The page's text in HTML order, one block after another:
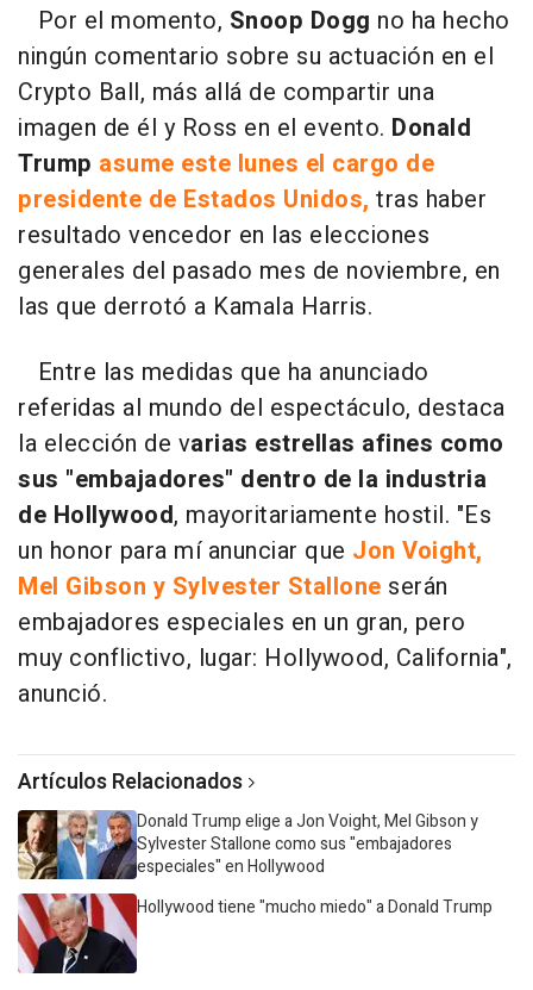
Por el momento, Snoop Dogg no ha hecho
ningún comentario sobre su actuación en el
Crypto Ball, más allá de compartir una
imagen de él y Ross en el evento. Donald
Trump asume este lunes el cargo de
presidente de Estados Unidos, tras haber
resultado vencedor en las elecciones
generales del pasado mes de noviembre, en
las que derrotó a Kamala Harris.
Entre las medidas que ha anunciado
referidas al mundo del espectáculo, destaca
la elección de varias estrellas afines como
sus "embajadores" dentro de la industria
de Hollywood, mayoritariamente hostil. "Es
un honor para mí anunciar que Jon Voight,
Mel Gibson y Sylvester Stallone serán
embajadores especiales en un gran, pero
muy conflictivo, lugar: Hollywood, California",
anunció.
Artículos Relacionados
Donald Trump elige a Jon Voight, Mel Gibson y
Sylvester Stallone como sus "embajadores
especiales" en Hollywood
Hollywood tiene "mucho miedo" a Donald Trump